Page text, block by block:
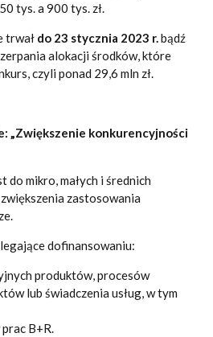
tys. a 900 tys. zł.
trwał do 23 stycznia 2023 r.bądź
alokacji środków, które
czyli ponad 29,6 mln zł.
„Zwiększenie konkurencyjności
do mikro, małych i średnich
zastosowania
dofinansowaniu:
produktów, procesów
lub świadczenia usług, w tym
B+R.